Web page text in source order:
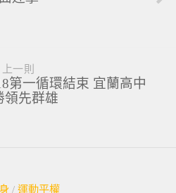
上一則
第一循環結束 宜蘭高中
領先群雄
/ 運動平權